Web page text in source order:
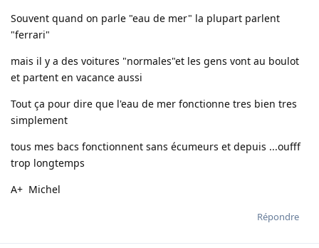
Souvent quand on parle "eau de mer" la plupart parlent
"ferrari"
mais il y a des voitures "normales"et les gens vont au boulot
et partent en vacance aussi
Tout ça pour dire que l'eau de mer fonctionne tres bien tres
simplement
tous mes bacs fonctionnent sans écumeurs et depuis ...oufff
trop longtemps
A+ Michel
Répondre